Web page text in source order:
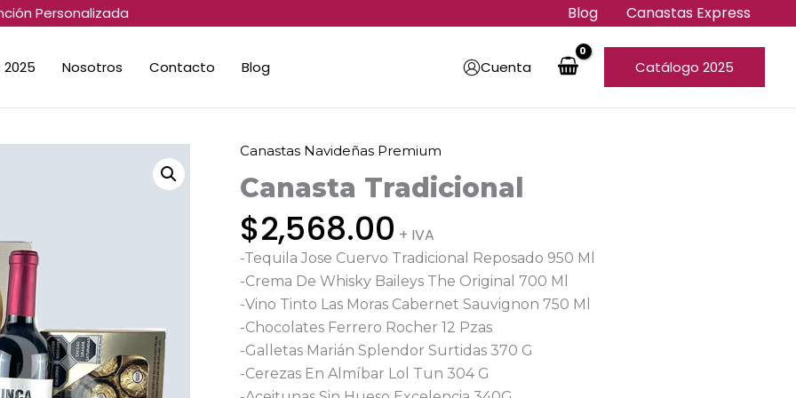
Personalizada Blog Canastas Express
Nosotros Contacto Blog Cuenta Catálogo 2025
Canastas Navideñas Premium
Canasta Tradicional
$2,568.00 + IVA
-Tequila Jose Cuervo Tradicional Reposado 950 Ml
-Crema De Whisky Baileys The Original 700 Ml
-Vino Tinto Las Moras Cabernet Sauvignon 750 Ml
-Chocolates Ferrero Rocher 12 Pzas
-Galletas Marián Splendor Surtidas 370 G
-Cerezas En Almíbar Lol Tun 304 G
Canasta
Tradicional
cantidad